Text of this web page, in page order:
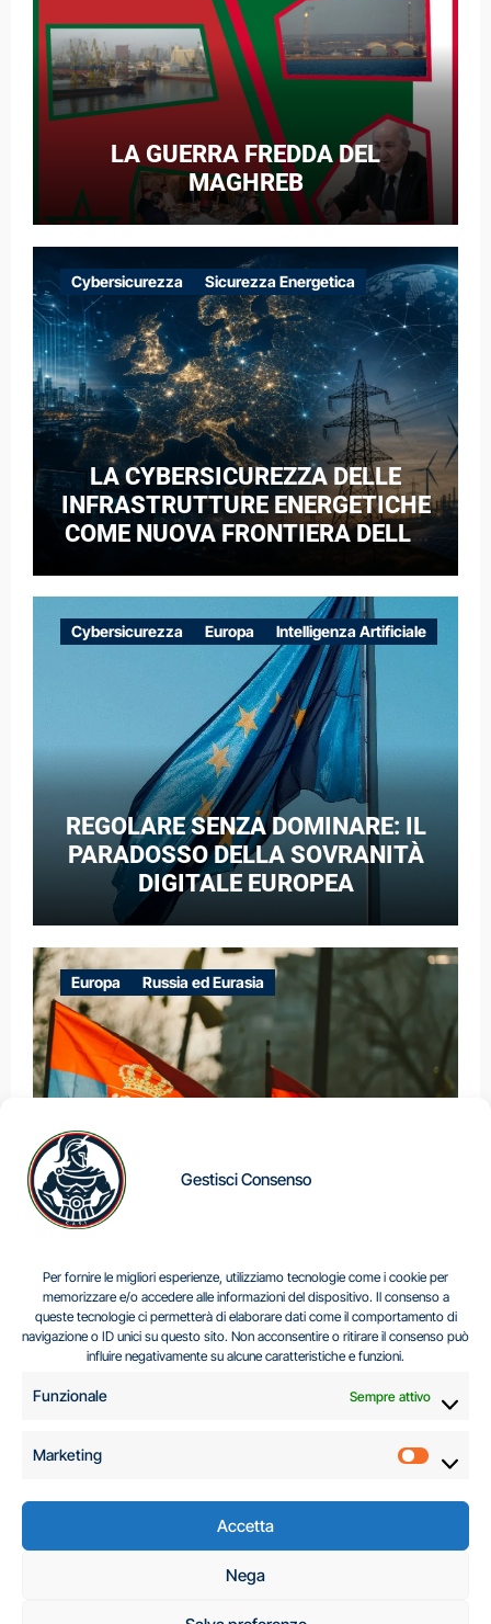
Gestisci Consenso
Per fornire le migliori esperienze, utilizziamo tecnologie come i cookie per
memorizzare e/o accedere alle informazioni del dispositivo. Il consenso a
queste tecnologie ci permetterà di elaborare dati come il comportamento di
navigazione o ID unici su questo sito. Non acconsentire o ritirare il consenso può
influire negativamente su alcune caratteristiche e funzioni.
Funzionale Sempre attivo
Marketing
Accetta
Nega
LA GUERRA FREDDA DEL
MAGHREB
Cybersicurezza Sicurezza Energetica
LA CYBERSICUREZZA DELLE
INFRASTRUTTURE ENERGETICHE
COME NUOVA FRONTIERA DELLA
CASO DELLE RETI ELETTRICHE
EUROPEE NEL CONTESTO DELLA
GUERRA IBRIDA
Cybersicurezza Europa Intelligenza Artificiale
REGOLARE SENZA DOMINARE: IL
PARADOSSO DELLA SOVRANITÀ
DIGITALE EUROPEA
Europa Russia ed Eurasia
Centro Analisi e Studi Italus © Tutti i diritti riservati
C.A.S.I. – Centro
Analisi e Studi Italus